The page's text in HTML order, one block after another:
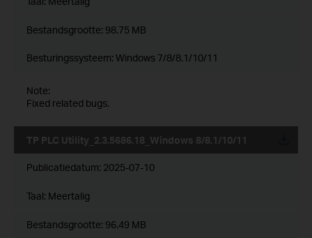
Bestandsgrootte: 98.75 MB
Besturingssysteem: Windows 7/8/8.1/10/11
Note:
Fixed related bugs.
TP PLC Utility_2.3.5686.18_Windows 8/8.1/10/11
Publicatiedatum: 2025-07-10
Taal: Meertalig
Bestandsgrootte: 96.49 MB